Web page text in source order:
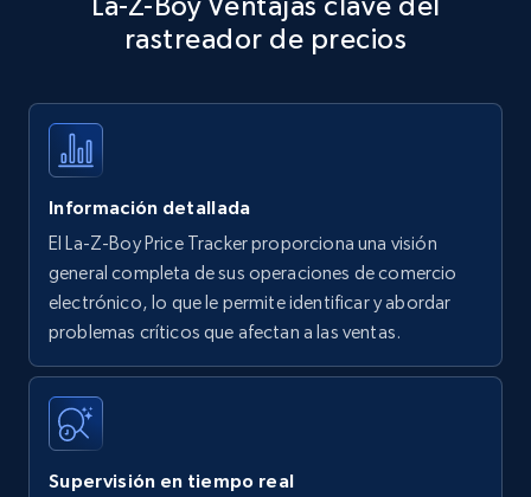
Title, Seller name, Brand, Description, Initial
35.2K+
Amazon products - find products by using
upc numbers
Title, Seller name, Brand, Description, Initial
price, Currency, Availability, Reviews count, and
35.2K+
rastreador de precios
Información detallada
El La-Z-Boy Price Tracker proporciona una visión
general completa de sus operaciones de comercio
electrónico, lo que le permite identificar y abordar
problemas críticos que afectan a las ventas.
Supervisión en tiempo real